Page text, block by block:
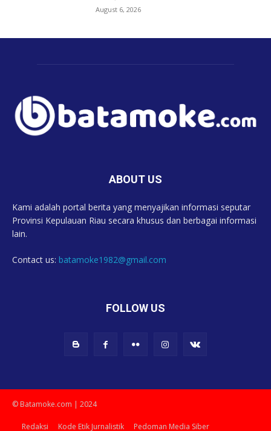
August 6, 2026
ABOUT US
Kami adalah portal berita yang menyajikan informasi seputar
Provinsi Kepulauan Riau secara khusus dan berbagai informasi
lain.
Contact us: batamoke1982@gmail.com
FOLLOW US
© Batamoke.com | 2024
Redaksi Kode Etik Jurnalistik Pedoman Media Siber